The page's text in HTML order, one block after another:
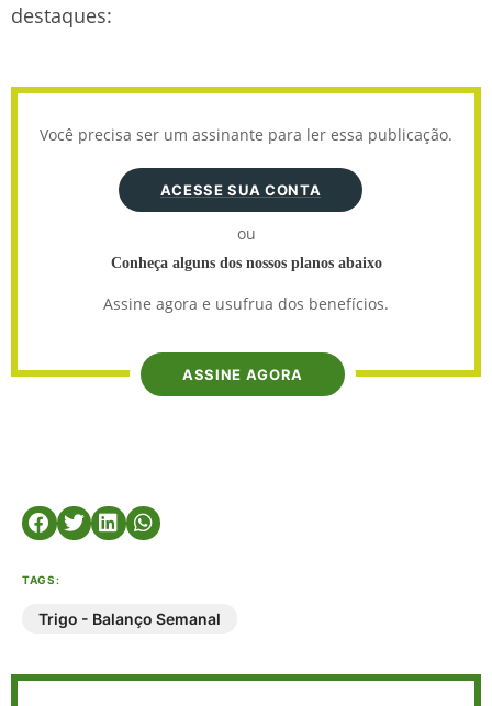
destaques:
Você precisa ser um assinante para ler essa publicação.
ACESSE SUA CONTA
ou
Conheça alguns dos nossos planos abaixo
Assine agora e usufrua dos benefícios.
ASSINE AGORA
TAGS:
Trigo - Balanço Semanal